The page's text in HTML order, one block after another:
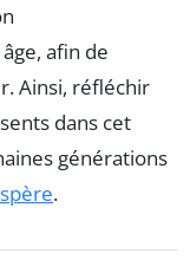
afin de
Ainsi, réfléchir
dans cet
générations
.